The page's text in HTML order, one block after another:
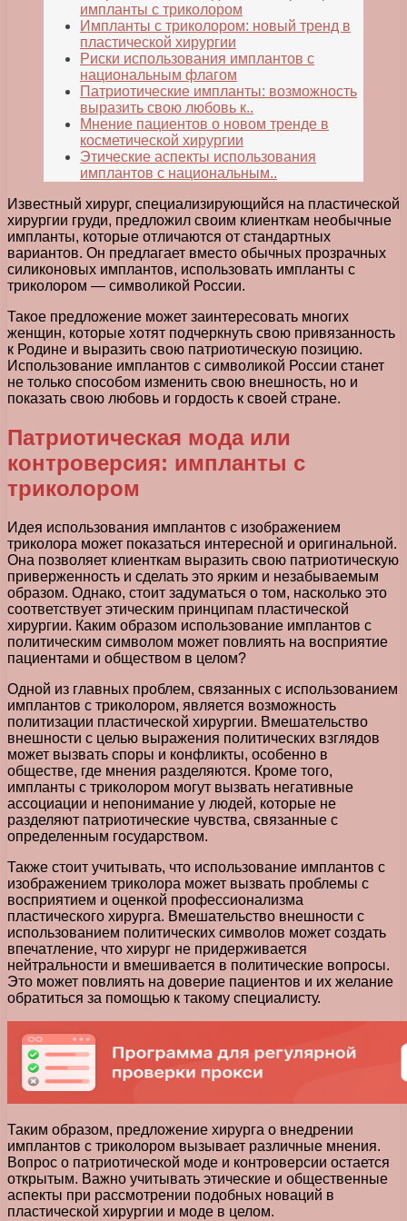
импланты с триколором
Импланты с триколором: новый тренд в
пластической хирургии
Риски использования имплантов с
национальным флагом
Патриотические импланты: возможность
выразить свою любовь к..
Мнение пациентов о новом тренде в
косметической хирургии
Этические аспекты использования
имплантов с национальным..
Известный хирург, специализирующийся на пластической
хирургии груди, предложил своим клиенткам необычные
импланты, которые отличаются от стандартных
вариантов. Он предлагает вместо обычных прозрачных
силиконовых имплантов, использовать импланты с
триколором — символикой России.
Такое предложение может заинтересовать многих
женщин, которые хотят подчеркнуть свою привязанность
к Родине и выразить свою патриотическую позицию.
Использование имплантов с символикой России станет
не только способом изменить свою внешность, но и
показать свою любовь и гордость к своей стране.
Патриотическая мода или
контроверсия: импланты с
триколором
Идея использования имплантов с изображением
триколора может показаться интересной и оригинальной.
Она позволяет клиенткам выразить свою патриотическую
приверженность и сделать это ярким и незабываемым
образом. Однако, стоит задуматься о том, насколько это
соответствует этическим принципам пластической
хирургии. Каким образом использование имплантов с
политическим символом может повлиять на восприятие
пациентами и обществом в целом?
Одной из главных проблем, связанных с использованием
имплантов с триколором, является возможность
политизации пластической хирургии. Вмешательство
внешности с целью выражения политических взглядов
может вызвать споры и конфликты, особенно в
обществе, где мнения разделяются. Кроме того,
импланты с триколором могут вызвать негативные
ассоциации и непонимание у людей, которые не
разделяют патриотические чувства, связанные с
определенным государством.
Также стоит учитывать, что использование имплантов с
изображением триколора может вызвать проблемы с
восприятием и оценкой профессионализма
пластического хирурга. Вмешательство внешности с
использованием политических символов может создать
впечатление, что хирург не придерживается
нейтральности и вмешивается в политические вопросы.
Это может повлиять на доверие пациентов и их желание
обратиться за помощью к такому специалисту.
Таким образом, предложение хирурга о внедрении
имплантов с триколором вызывает различные мнения.
Вопрос о патриотической моде и контроверсии остается
открытым. Важно учитывать этические и общественные
аспекты при рассмотрении подобных новаций в
пластической хирургии и моде в целом.